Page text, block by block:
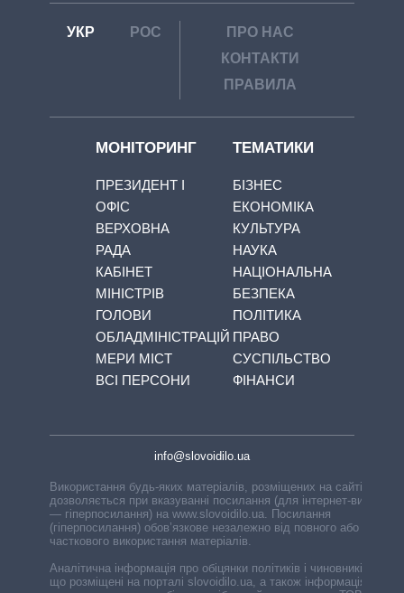
УКР РОС
ПРО НАС
КОНТАКТИ
ПРАВИЛА
МОНІТОРИНГ
ПРЕЗИДЕНТ І
ОФІС
ВЕРХОВНА
РАДА
КАБІНЕТ
МІНІСТРІВ
ГОЛОВИ
ОБЛАДМІНІСТРАЦІЙ
МЕРИ МІСТ
ВСІ ПЕРСОНИ
ТЕМАТИКИ
БІЗНЕС
ЕКОНОМІКА
КУЛЬТУРА
НАУКА
НАЦІОНАЛЬНА
БЕЗПЕКА
ПОЛІТИКА
ПРАВО
СУСПІЛЬСТВО
ФІНАНСИ
info@slovoidilo.ua
Використання будь-яких матеріалів, розміщених на сайті,
дозволяється при вказуванні посилання (для інтернет-видань
— гіперпосилання) на www.slovoidilo.ua. Посилання
(гіперпосилання) обов’язкове незалежно від повного або
часткового використання матеріалів.
Аналітична інформація про обіцянки політиків і чиновників,
що розміщені на порталі slovoidilo.ua, а також інформація про